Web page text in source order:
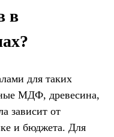
в
для таких
МДФ, древесина,
зависит от
и бюджета. Для